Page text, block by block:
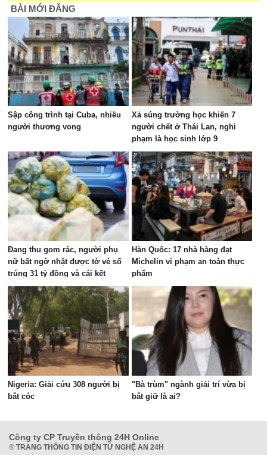
BÀI MỚI ĐĂNG
Sập công trình tại Cuba, nhiều
người thương vong
Xả súng trường học khiến 7
người chết ở Thái Lan, nghi
phạm là học sinh lớp 9
Đang thu gom rác, người phụ
nữ bất ngờ nhặt được tờ vé số
trúng 31 tỷ đồng và cái kết
Hàn Quốc: 17 nhà hàng đạt
Michelin vi phạm an toàn thực
phẩm
Nigeria: Giải cứu 308 người bị
bắt cóc
"Bà trùm" ngành giải trí vừa bị
bắt giữ là ai?
Công ty CP Truyền thông 24H Online
® TRANG THÔNG TIN ĐIỆN TỬ NGHỆ AN 24H